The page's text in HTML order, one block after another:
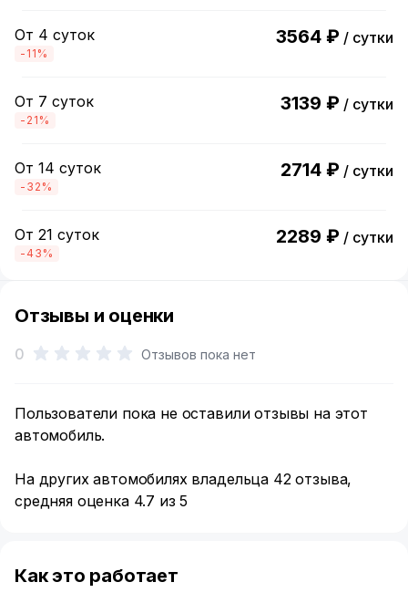
От 4 суток
-11%
3564 ₽ / сутки
От 7 суток
-21%
3139 ₽ / сутки
От 14 суток
-32%
2714 ₽ / сутки
От 21 суток
-43%
2289 ₽ / сутки
Отзывы и оценки
0 Отзывов пока нет
Пользователи пока не оставили отзывы на этот
автомобиль.
На других автомобилях владельца 42 отзыва,
средняя оценка 4.7 из 5
Как это работает